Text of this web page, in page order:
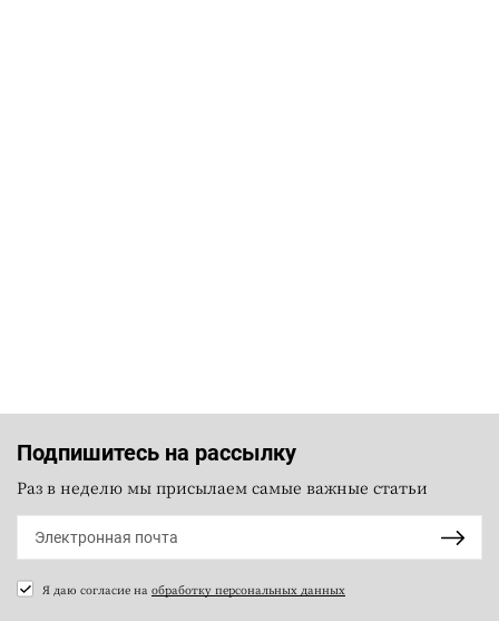
Подпишитесь на рассылку
Раз в неделю мы присылаем самые важные статьи
Я даю согласие на обработку персональных данных